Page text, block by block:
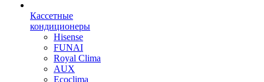
Кассетные
кондиционеры
Hisense
FUNAI
Royal Clima
AUX
Ecoclima